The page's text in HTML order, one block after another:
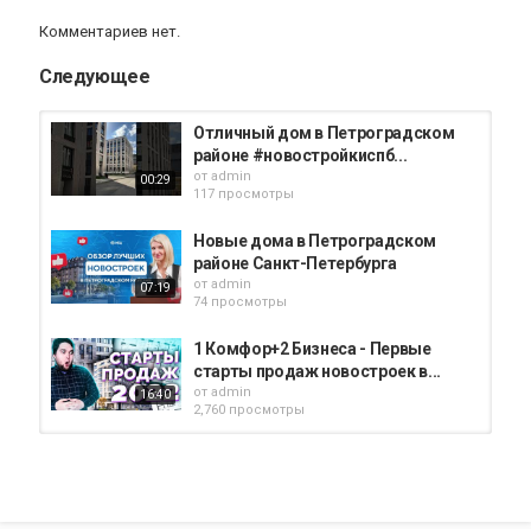
Комментариев нет.
Следующее
00:29
Отличный дом в Петроградском
районе #новостройкиспб...
от admin
117 просмотры
07:19
Новые дома в Петроградском
районе Санкт-Петербурга
от admin
74 просмотры
16:40
1 Комфор+2 Бизнеса - Первые
старты продаж новостроек в...
от admin
2,760 просмотры